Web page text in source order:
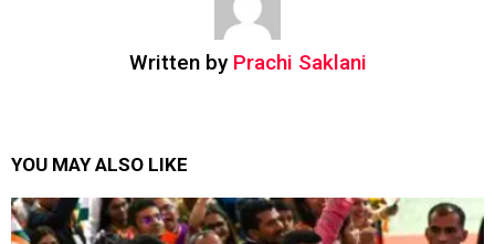
Written by Prachi Saklani
YOU MAY ALSO LIKE